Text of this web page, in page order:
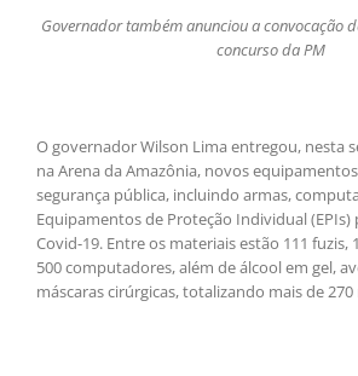
Governador também anunciou a convocação
concurso da PM
O governador Wilson Lima entregou, nesta
na Arena da Amazônia, novos
segurança pública, incluindo armas,
Equipamentos de Proteção Individual (EPIs)
Covid-19. Entre os materiais estão 111 fuzis,
500 computadores, além de álcool em gel,
máscaras cirúrgicas, totalizando mais de